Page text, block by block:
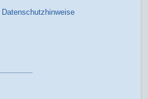
Datenschutzhinweise